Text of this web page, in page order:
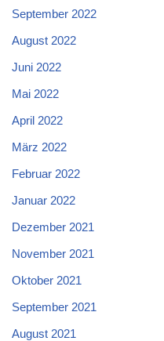
September 2022
August 2022
Juni 2022
Mai 2022
April 2022
März 2022
Februar 2022
Januar 2022
Dezember 2021
November 2021
Oktober 2021
September 2021
August 2021